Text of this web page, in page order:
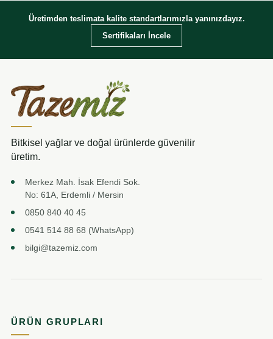
Üretimden teslimata kalite standartlarımızla yanınızdayız.
Sertifikaları İncele
Bitkisel yağlar ve doğal ürünlerde güvenilir
üretim.
Merkez Mah. İsak Efendi Sok.
No: 61A, Erdemli / Mersin
0850 840 40 45
0541 514 88 68 (WhatsApp)
bilgi@tazemiz.com
ÜRÜN GRUPLARI